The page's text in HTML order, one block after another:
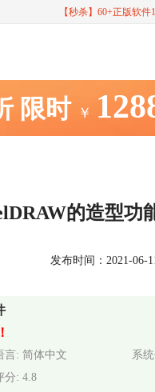
【秒杀】60+正版软
限时 ￥
的造型功
发布时间：2021-06-
言: 简体中文
系
分: 4.8